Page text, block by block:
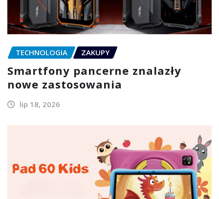
TECHNOLOGIA ZAKUPY
Smartfony pancerne znalazły
nowe zastosowania
lip 18, 2026